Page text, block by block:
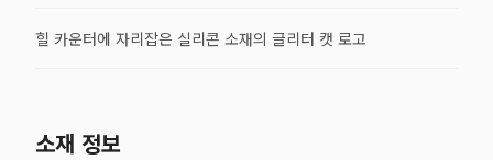
힐 카운터에 자리잡은 실리콘 소재의 글리터 캣 로고
소재 정보